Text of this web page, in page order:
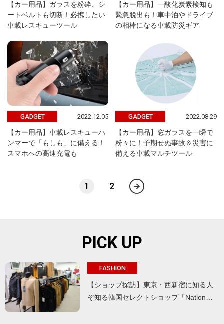
【カー用品】ガラスを粉砕、シ
ートベルトも切断！必携したい
車載レスキューツール
【カー用品】一酸化炭素検知も
緊急脱出も！車中泊やドライブ
の相棒になる車載防災ギア
GADGET 2022.12.05
【カー用品】車載レスキューハ
ンマーで「もしも」に備える！
スマホへの高速充電も
GADGET 2022.08.29
【カー用品】窓ガラスを一瞬で
粉々に！予期せぬ事故＆災害に
備える車載マルチツール
1 2
PICK UP
FASHION
【ショップ探訪】東京・西新宿に知る人
ぞ知る韓国セレクトショップ「Nation…